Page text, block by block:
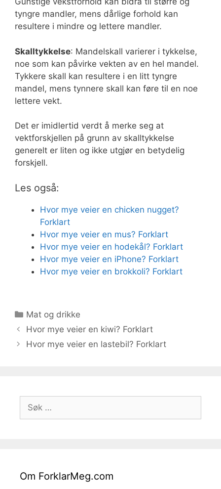
tyngre mandler, mens dårlige forhold kan
resultere i mindre og lettere mandler.
Skalltykkelse: Mandelskall varierer i tykkelse,
noe som kan påvirke vekten av en hel mandel.
Tykkere skall kan resultere i en litt tyngre
mandel, mens tynnere skall kan føre til en noe
lettere vekt.
Det er imidlertid verdt å merke seg at
vektforskjellen på grunn av skalltykkelse
generelt er liten og ikke utgjør en betydelig
forskjell.
Les også:
Hvor mye veier en chicken nugget?
Forklart
Hvor mye veier en mus? Forklart
Hvor mye veier en hodekål? Forklart
Hvor mye veier en iPhone? Forklart
Hvor mye veier en brokkoli? Forklart
Kategorier
Mat og drikke
Hvor mye veier en kiwi? Forklart
Hvor mye veier en lastebil? Forklart
Søk
etter:
Om ForklarMeg.com